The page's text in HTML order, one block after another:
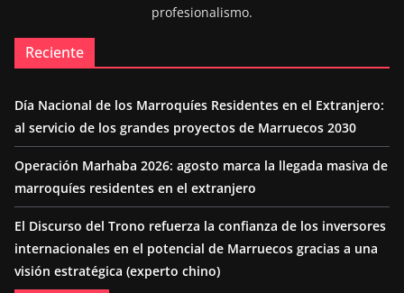
profesionalismo.
Reciente
Día Nacional de los Marroquíes Residentes en el Extranjero:
al servicio de los grandes proyectos de Marruecos 2030
Operación Marhaba 2026: agosto marca la llegada masiva de
marroquíes residentes en el extranjero
El Discurso del Trono refuerza la confianza de los inversores
internacionales en el potencial de Marruecos gracias a una
visión estratégica (experto chino)